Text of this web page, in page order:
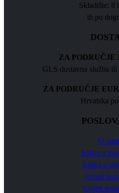
Skladište: 8
ili po
ZA PODRUČJE
GLS dostavna služba
ZA PODRUČJE
Hrvatska
O
Izjava o
Izjava o
Uvjeti
Uvjeti